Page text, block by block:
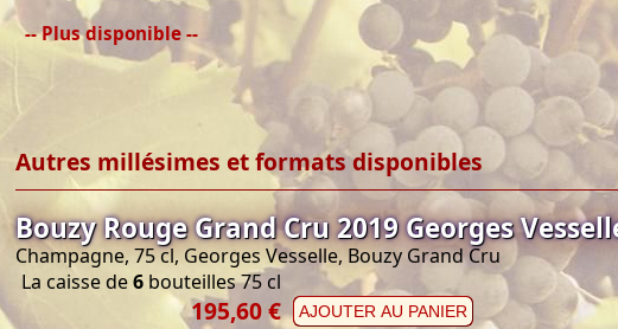
-- Plus disponible --
Autres millésimes et formats disponibles
Bouzy Rouge Grand Cru 2019 Georges
Champagne, 75 cl, Georges Vesselle, Bouzy Grand Cru
La caisse de6 bouteilles 75 cl
195,60 € AJOUTER AU PANIER